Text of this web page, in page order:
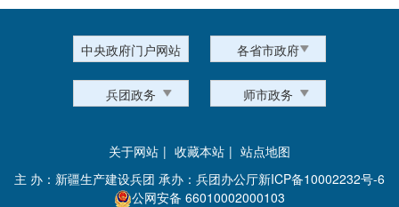
中央政府门户网站 各省市政府
兵团政务 师市政务
关于网站 | 收藏本站 | 站点地图
主 办：新疆生产建设兵团 承办：兵团办公厅新ICP备10002232号-6
公网安备 66010002000103